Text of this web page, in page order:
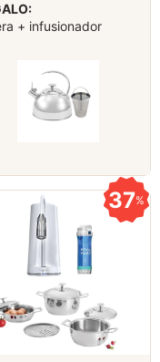
+ infusionador
37%